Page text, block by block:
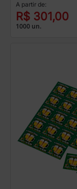
A partir de:
R$ 301,00
1000 un.